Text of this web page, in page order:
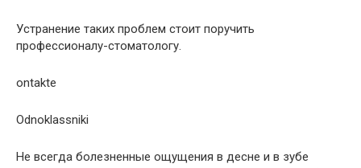
Устранение таких проблем стоит поручить
профессионалу-стоматологу.
ontakte
Odnoklassniki
Не всегда болезненные ощущения в десне и в зубе